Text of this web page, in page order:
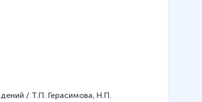
/ Т.П. Герасимова, Н.П.